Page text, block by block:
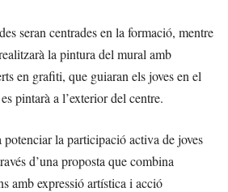
seran centrades en la formació, mentre
la pintura del mural amb
en grafiti, que guiaran els joves en el
pintarà a l’exterior del centre.
la participació activa de joves
d’una proposta que combina
amb expressió artística i acció